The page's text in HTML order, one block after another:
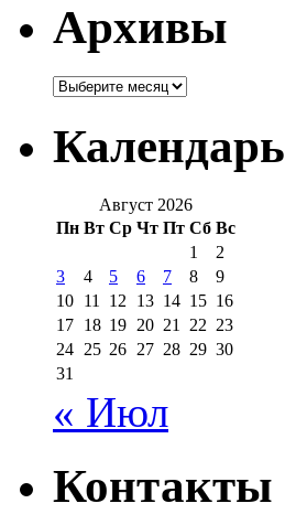
Архивы
Архивы
Календарь
Август 2026
Пн Вт Ср Чт Пт Сб Вс
1
2
3
4 5 6 7 8
9
10 11 12 13 14 15 16
17 18 19 20 21 22 23
24 25 26 27 28 29 30
31
« Июл
Контакты